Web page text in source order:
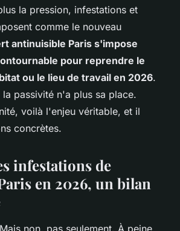
à Paris : la
contre les
en 2026
•10 min de lecture
la pression, infestations et
comme le nouveau
antinuisible Paris s'impose
pour reprendre le
ou le lieu de travail en 2026.
passivité n'a plus sa place.
voilà l'enjeu véritable, et il
concrètes.
infestations de
en 2026, un bilan